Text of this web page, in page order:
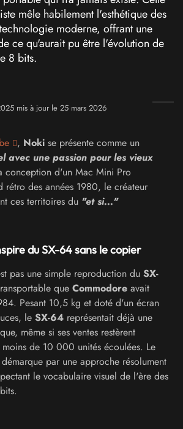
mêle habilement l'esthétique des
moderne, offrant une
ce qu'aurait pu être l'évolution de
8 bits.
mis à jour le 25 mars 2026
, Noki se présente comme un
avec une passion pour les vieux
conception d'un Mac Mini Pro
rétro des années 1980, le créateur
ces territoires du "et si..."
du SX-64 sans le copier
pas une simple reproduction du SX-
que Commodore avait
Pesant 10,5 kg et doté d'un écran
le SX-64 représentait déjà une
même si ses ventes restèrent
de 10 000 unités écoulées. Le
par une approche résolument
le vocabulaire visuel de l'ère des